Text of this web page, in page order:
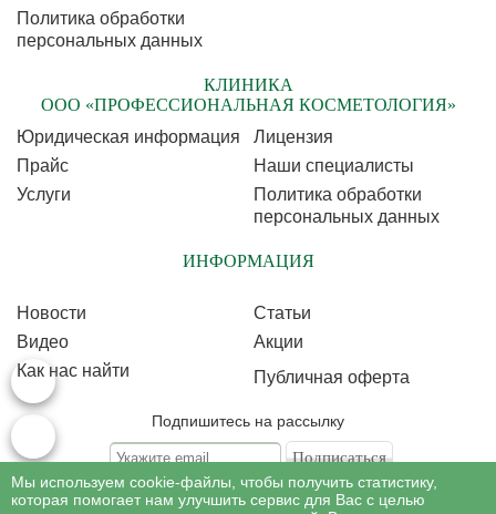
Политика обработки
персональных данных
КЛИНИКА
ООО «ПРОФЕССИОНАЛЬНАЯ КОСМЕТОЛОГИЯ»
Юридическая информация
Лицензия
Прайс
Наши специалисты
Услуги
Политика обработки
персональных данных
ИНФОРМАЦИЯ
Новости
Статьи
Видео
Акции
Как нас найти
Публичная оферта
Подпишитесь на рассылку
Подписываясь на рассылку, Вы соглашаетесь c условиями политикиобработки
Мы используем cookie-файлы, чтобы получить статистику,
которая помогает нам улучшить сервис для Вас с целью